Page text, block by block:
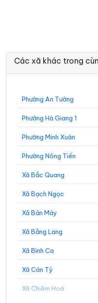
Các xã khác trong
Phường An Tường
Phường Hà Giang 1
Phường Minh Xuân
Phường Nông Tiến
Xã Bắc Quang
Xã Bạch Ngọc
Xã Bản Máy
Xã Bằng Lang
Xã Bình Ca
Xã Cán Tỷ
Xã Chiêm Hoá